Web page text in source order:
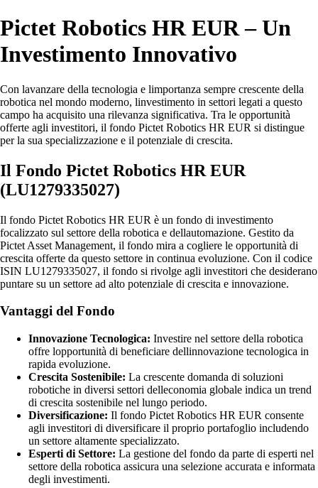
Pictet Robotics HR EUR – Un
Investimento Innovativo
Con lavanzare della tecnologia e limportanza sempre crescente della
robotica nel mondo moderno, linvestimento in settori legati a questo
campo ha acquisito una rilevanza significativa. Tra le opportunità
offerte agli investitori, il fondo Pictet Robotics HR EUR si distingue
per la sua specializzazione e il potenziale di crescita.
Il Fondo Pictet Robotics HR EUR
(LU1279335027)
Il fondo Pictet Robotics HR EUR è un fondo di investimento
focalizzato sul settore della robotica e dellautomazione. Gestito da
Pictet Asset Management, il fondo mira a cogliere le opportunità di
crescita offerte da questo settore in continua evoluzione. Con il codice
ISIN LU1279335027, il fondo si rivolge agli investitori che desiderano
puntare su un settore ad alto potenziale di crescita e innovazione.
Vantaggi del Fondo
Innovazione Tecnologica: Investire nel settore della robotica
offre lopportunità di beneficiare dellinnovazione tecnologica in
rapida evoluzione.
Crescita Sostenibile: La crescente domanda di soluzioni
robotiche in diversi settori delleconomia globale indica un trend
di crescita sostenibile nel lungo periodo.
Diversificazione: Il fondo Pictet Robotics HR EUR consente
agli investitori di diversificare il proprio portafoglio includendo
un settore altamente specializzato.
Esperti di Settore: La gestione del fondo da parte di esperti nel
settore della robotica assicura una selezione accurata e informata
degli investimenti.